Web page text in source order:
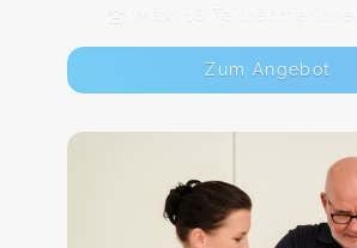
Max. 18 TeilnehmerInnen
Zum Angebot